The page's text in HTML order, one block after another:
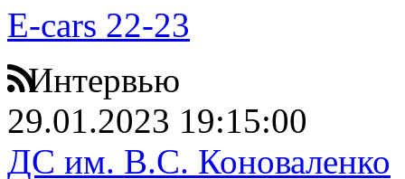
E-cars 22-23
Интервью
29.01.2023 19:15:00
ДС им. В.С. Коноваленко